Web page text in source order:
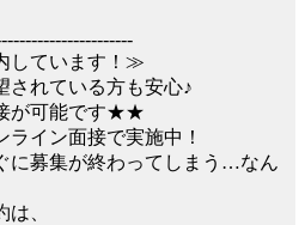
しています！≫
されている方も安心♪
が可能です★★
ライン面接で実施中！
に募集が終わってしまう…なん
、